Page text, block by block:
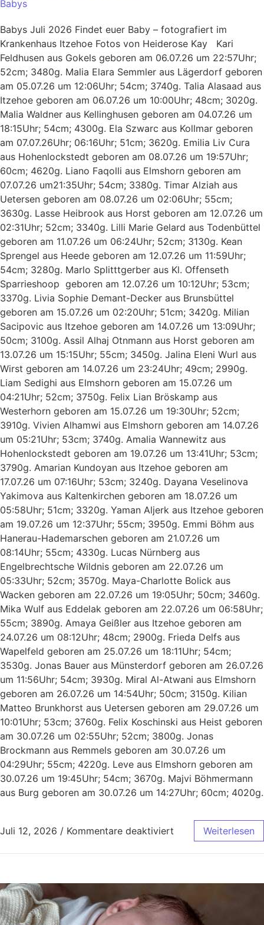
Babys
Babys Juli 2026 Findet euer Baby – fotografiert im
Krankenhaus Itzehoe Fotos von Heiderose Kay Kari
Feldhusen aus Gokels geboren am 06.07.26 um 22:57Uhr;
52cm; 3480g. Malia Elara Semmler aus Lägerdorf geboren
am 05.07.26 um 12:06Uhr; 54cm; 3740g. Talia Alasaad aus
Itzehoe geboren am 06.07.26 um 10:00Uhr; 48cm; 3020g.
Malia Waldner aus Kellinghusen geboren am 04.07.26 um
18:15Uhr; 54cm; 4300g. Ela Szwarc aus Kollmar geboren
am 07.07.26Uhr; 06:16Uhr; 51cm; 3620g. Emilia Liv Cura
aus Hohenlockstedt geboren am 08.07.26 um 19:57Uhr;
60cm; 4620g. Liano Faqolli aus Elmshorn geboren am
07.07.26 um21:35Uhr; 54cm; 3380g. Timar Alziah aus
Uetersen geboren am 08.07.26 um 02:06Uhr; 55cm;
3630g. Lasse Heibrook aus Horst geboren am 12.07.26 um
02:31Uhr; 52cm; 3340g. Lilli Marie Gelard aus Todenbüttel
geboren am 11.07.26 um 06:24Uhr; 52cm; 3130g. Kean
Sprengel aus Heede geboren am 12.07.26 um 11:59Uhr;
54cm; 3280g. Marlo Splitttgerber aus Kl. Offenseth
Sparrieshoop geboren am 12.07.26 um 10:12Uhr; 53cm;
3370g. Livia Sophie Demant-Decker aus Brunsbüttel
geboren am 15.07.26 um 02:20Uhr; 51cm; 3420g. Milian
Sacipovic aus Itzehoe geboren am 14.07.26 um 13:09Uhr;
50cm; 3100g. Assil Alhaj Otnmann aus Horst geboren am
13.07.26 um 15:15Uhr; 55cm; 3450g. Jalina Eleni Wurl aus
Wirst geboren am 14.07.26 um 23:24Uhr; 49cm; 2990g.
Liam Sedighi aus Elmshorn geboren am 15.07.26 um
04:21Uhr; 52cm; 3750g. Felix Lian Bröskamp aus
Westerhorn geboren am 15.07.26 um 19:30Uhr; 52cm;
3910g. Vivien Alhamwi aus Elmshorn geboren am 14.07.26
um 05:21Uhr; 53cm; 3740g. Amalia Wannewitz aus
Hohenlockstedt geboren am 19.07.26 um 13:41Uhr; 53cm;
3790g. Amarian Kundoyan aus Itzehoe geboren am
17.07.26 um 07:16Uhr; 53cm; 3240g. Dayana Veselinova
Yakimova aus Kaltenkirchen geboren am 18.07.26 um
05:58Uhr; 51cm; 3320g. Yaman Aljerk aus Itzehoe geboren
am 19.07.26 um 12:37Uhr; 55cm; 3950g. Emmi Böhm aus
Hanerau-Hademarschen geboren am 21.07.26 um
08:14Uhr; 55cm; 4330g. Lucas Nürnberg aus
Engelbrechtsche Wildnis geboren am 22.07.26 um
05:33Uhr; 52cm; 3570g. Maya-Charlotte Bolick aus
Wacken geboren am 22.07.26 um 19:05Uhr; 50cm; 3460g.
Mika Wulf aus Eddelak geboren am 22.07.26 um 06:58Uhr;
55cm; 3890g. Amaya Geißler aus Itzehoe geboren am
24.07.26 um 08:12Uhr; 48cm; 2900g. Frieda Delfs aus
Wapelfeld geboren am 25.07.26 um 18:11Uhr; 54cm;
3530g. Jonas Bauer aus Münsterdorf geboren am 26.07.26
um 11:56Uhr; 54cm; 3930g. Miral Al-Atwani aus Elmshorn
geboren am 26.07.26 um 14:54Uhr; 50cm; 3150g. Kilian
Matteo Brunkhorst aus Uetersen geboren am 29.07.26 um
10:01Uhr; 53cm; 3760g. Felix Koschinski aus Heist geboren
am 30.07.26 um 02:55Uhr; 52cm; 3800g. Jonas
Brockmann aus Remmels geboren am 30.07.26 um
04:29Uhr; 55cm; 4220g. Leve aus Elmshorn geboren am
30.07.26 um 19:45Uhr; 54cm; 3670g. Majvi Böhmermann
aus Burg geboren am 30.07.26 um 14:27Uhr; 60cm; 4020g.
Juli 12, 2026 / Kommentare deaktiviert Weiterlesen